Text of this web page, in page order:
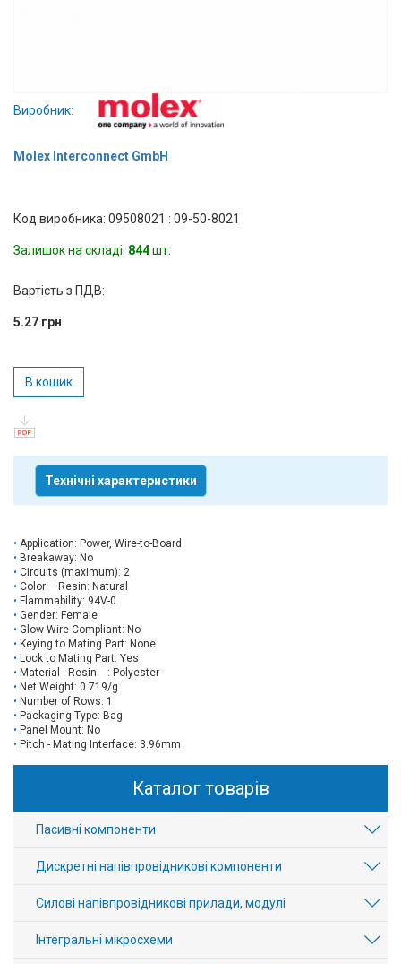
Виробники
Контакти
Тех.
Підтримка
Блог
Виробник:
Molex Interconnect GmbH
Код виробника: 09508021 : 09-50-8021
Залишок на складі: 844шт.
Вартість з ПДВ:
5.27 грн
В кошик
Технічні характеристики
Application: Power, Wire-to-Board
Breakaway: No
Circuits (maximum): 2
Color – Resin: Natural
Flammability: 94V-0
Gender: Female
Glow-Wire Compliant: No
Keying to Mating Part: None
Lock to Mating Part: Yes
Material - Resin : Polyester
Net Weight: 0.719/g
Number of Rows: 1
Packaging Type: Bag
Panel Mount: No
Pitch - Mating Interface: 3.96mm
Каталог товарів
Пасивні компоненти
Дискретні напівпровідникові компоненти
Силові напівпровідникові прилади, модулі
Інтегральні мікросхеми